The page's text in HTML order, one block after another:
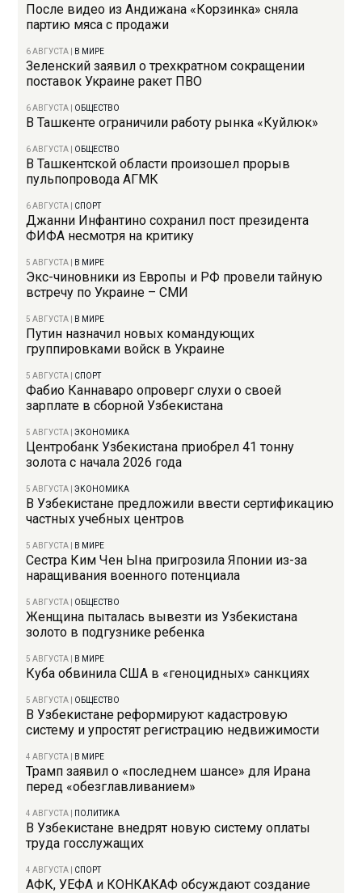
После видео из Андижана «Корзинка» сняла
партию мяса с продажи
6 АВГУСТА В МИРЕ
Зеленский заявил о трехкратном сокращении
поставок Украине ракет ПВО
6 АВГУСТА ОБЩЕСТВО
В Ташкенте ограничили работу рынка «Куйлюк»
6 АВГУСТА ОБЩЕСТВО
В Ташкентской области произошел прорыв
пульпопровода АГМК
6 АВГУСТА СПОРТ
Джанни Инфантино сохранил пост президента
ФИФА несмотря на критику
5 АВГУСТА В МИРЕ
Экс-чиновники из Европы и РФ провели тайную
встречу по Украине – СМИ
5 АВГУСТА В МИРЕ
Путин назначил новых командующих
группировками войск в Украине
5 АВГУСТА СПОРТ
Фабио Каннаваро опроверг слухи о своей
зарплате в сборной Узбекистана
5 АВГУСТА |ЭКОНОМИКА
Центробанк Узбекистана приобрел 41 тонну
золота с начала 2026 года
5 АВГУСТА |ЭКОНОМИКА
В Узбекистане предложили ввести сертификацию
частных учебных центров
5 АВГУСТА В МИРЕ
Сестра Ким Чен Ына пригрозила Японии из-за
наращивания военного потенциала
5 АВГУСТА ОБЩЕСТВО
Женщина пыталась вывезти из Узбекистана
золото в подгузнике ребенка
5 АВГУСТА В МИРЕ
Куба обвинила США в «геноцидных» санкциях
5 АВГУСТА ОБЩЕСТВО
В Узбекистане реформируют кадастровую
систему и упростят регистрацию недвижимости
4 АВГУСТА В МИРЕ
Трамп заявил о «последнем шансе» для Ирана
перед «обезглавливанием»
4 АВГУСТА ПОЛИТИКА
В Узбекистане внедрят новую систему оплаты
труда госслужащих
4 АВГУСТА СПОРТ
АФК, УЕФА и КОНКАКАФ обсуждают создание